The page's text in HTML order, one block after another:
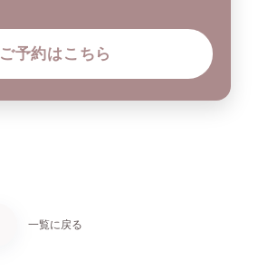
ご予約はこちら
一覧に戻る